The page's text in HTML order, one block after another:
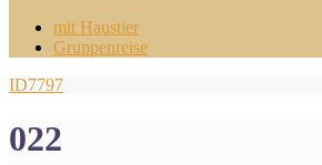
mit Haustier
Gruppenreise
ID7797
022